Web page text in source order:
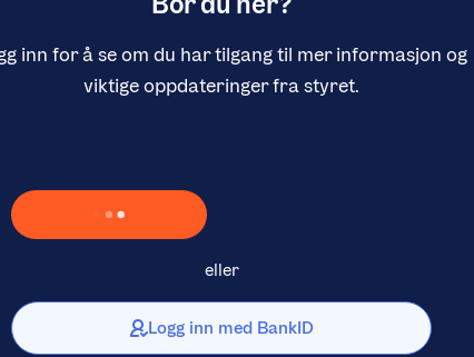
inn for å se om du har tilgang til mer informasjon og
viktige oppdateringer fra styret.
Laster inn Vipps …
eller
Logg inn med BankID